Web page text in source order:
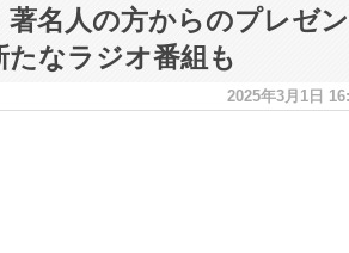
著名人の方からのプレゼン
たなラジオ番組も
2025年3月1日